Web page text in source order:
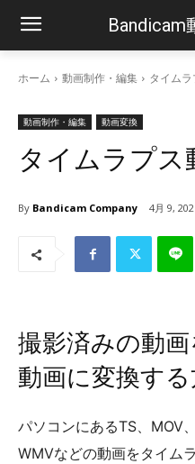
Bandicam
ホーム 動画制作・編集 タイム
動画制作・編集 動画変換
タイムラプス
By Bandicam Company 4月 9,
撮影済みの動
動画に変換す
パソコンにあるTS、MOV
WMVなどの動画をタイム